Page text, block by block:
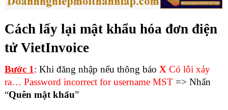
Cách lấy lại mật khẩu hóa đơn điện
tử VietInvoice
Bước 1: Khi đăng nhập nếu thông báo X Có lỗi xảy
ra… Password incorrect for username MST=> Nhấn
“Quên mật khẩu”